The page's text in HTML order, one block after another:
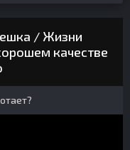
/ Жизни
качестве